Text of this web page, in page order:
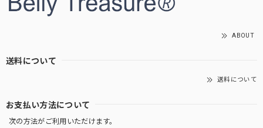
ABOUT
送料について
送料について
お支払い方法について
次の方法がご利用いただけます。